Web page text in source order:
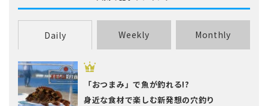
Daily Weekly Monthly
「おつまみ」で魚が釣れる!?
身近な食材で楽しむ新発想の穴釣り